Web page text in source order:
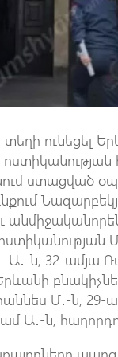
ունեցել
ստացված
ն, 32-ամյա
Մ․-ն,
Ա․-ն,